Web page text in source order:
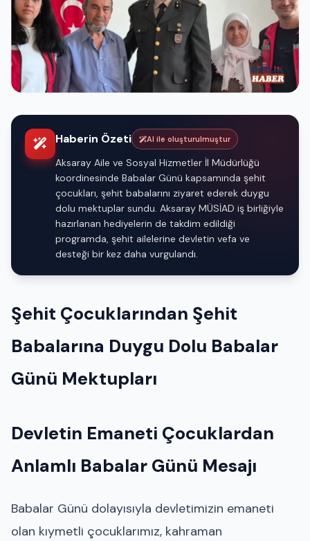
Haberin Özeti AI ile oluşturulmuştur
Aksaray Aile ve Sosyal Hizmetler İl Müdürlüğü
koordinesinde Babalar Günü kapsamında şehit
çocukları, şehit babalarını ziyaret ederek duygu
dolu mektuplar sundu. Aksaray MÜSİAD iş birliğiyle
hazırlanan hediyelerin de takdim edildiği
programda, şehit ailelerine devletin vefa ve
desteği bir kez daha vurgulandı.
Şehit Çocuklarından Şehit
Babalarına Duygu Dolu Babalar
Günü Mektupları
Devletin Emaneti Çocuklardan
Anlamlı Babalar Günü Mesajı
Babalar Günü dolayısıyla devletimizin emaneti
olan kıymetli çocuklarımız, kahraman